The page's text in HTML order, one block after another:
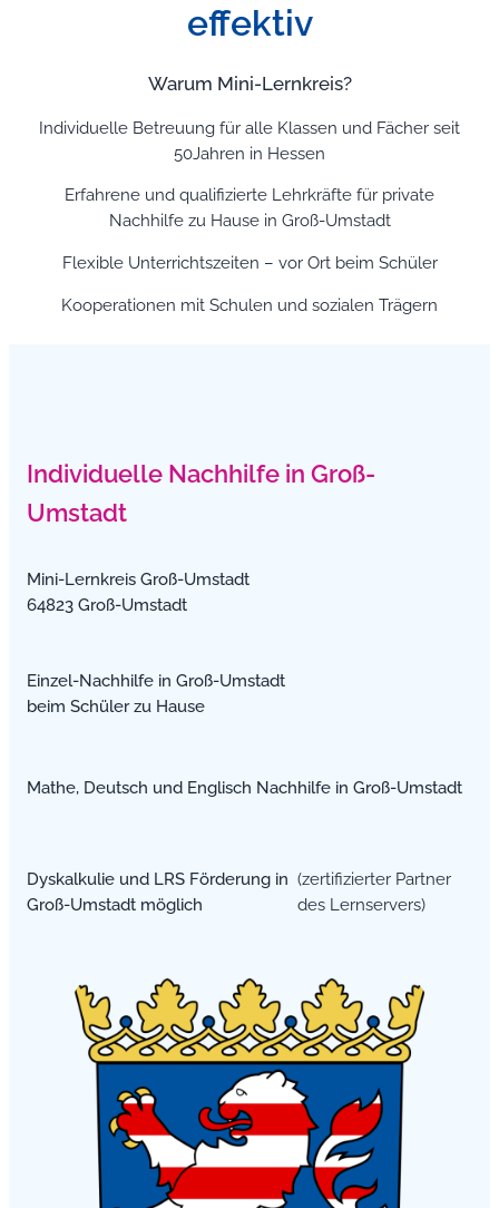
effektiv
Warum Mini-Lernkreis?
Individuelle Betreuung für alle Klassen und Fächer seit
50Jahren in Hessen
Erfahrene und qualifizierte Lehrkräfte für private
Nachhilfe zu Hause in Groß-Umstadt
Flexible Unterrichtszeiten – vor Ort beim Schüler
Kooperationen mit Schulen und sozialen Trägern
Individuelle Nachhilfe in Groß-
Umstadt
Mini-Lernkreis Groß-Umstadt
64823 Groß-Umstadt
Einzel-Nachhilfe in Groß-Umstadt
beim Schüler zu Hause
Mathe, Deutsch und Englisch Nachhilfe in Groß-Umstadt
Dyskalkulie und LRS Förderung in
Groß-Umstadt möglich
(zertifizierter Partner
des Lernservers)